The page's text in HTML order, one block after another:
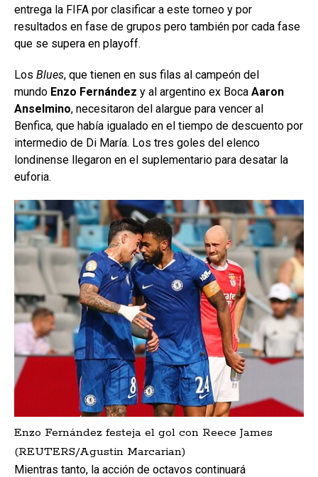
entrega la FIFA por clasificar a este torneo y por
resultados en fase de grupos pero también por cada fase
que se supera en playoff.
Los Blues, que tienen en sus filas al campeón del
mundo Enzo Fernández y al argentino ex Boca Aaron
Anselmino, necesitaron del alargue para vencer al
Benfica, que había igualado en el tiempo de descuento por
intermedio de Di María. Los tres goles del elenco
londinense llegaron en el suplementario para desatar la
euforia.
Enzo Fernández festeja el gol con Reece James
(REUTERS/Agustin Marcarian)
Mientras tanto, la acción de octavos continuará